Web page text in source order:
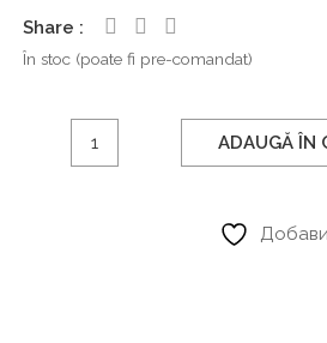
Share
În stoc (poate fi pre-comandat)
Cantitate
Wi-
ADAUGĂ ÎN